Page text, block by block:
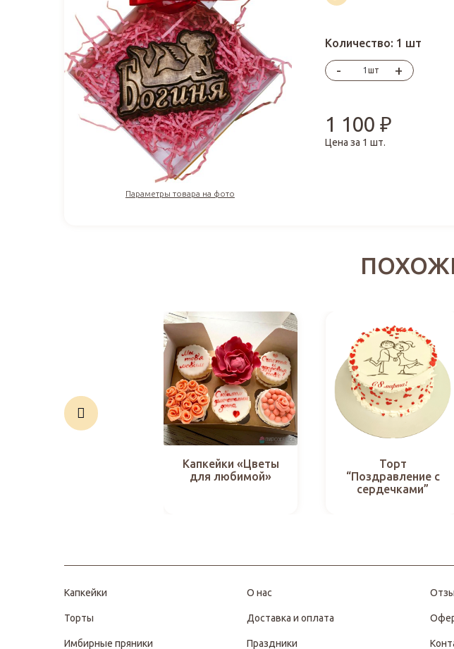
Параметры товара на фото
Количество: 1 шт
- шт +
1 100₽
Цена за 1 шт.
Капкейки «Цветы
для любимой»
Торт
“Поздравление с
сердечками”
Капкейки
Торты
Имбирные пряники
О нас
Доставка и оплата
Праздники